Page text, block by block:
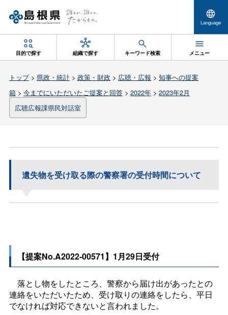
Language
目的で探す 組織で探す キーワード検索 メニュー
トップ> 県政・統計> 政策・財政 > 広聴・広報 > 知事への提案
箱> 今までにいただいたご提案と回答> 2022年> 2023年2月
広聴広報課県民対話室
遺失物を受け取る際の警察署の受付時間について
【提案No.A2022-00571】1月29日受付
落とし物をしたところ、警察から届け出があったとの
連絡をいただいたため、受け取りの連絡をしたら、平日
でなければ対応できないと言われました。